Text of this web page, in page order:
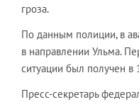
гроза.
По данным полиции, в
в направлении Ульма.
ситуации был получен в
Пресс-секретарь